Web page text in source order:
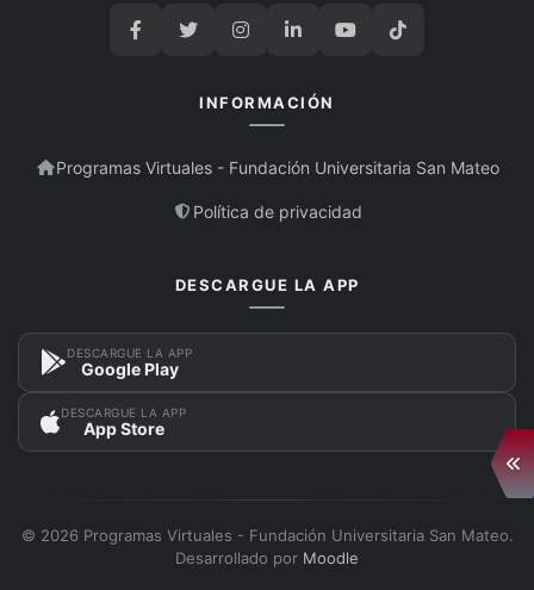
INFORMACIÓN
Programas Virtuales - Fundación Universitaria San Mateo
Política de privacidad
DESCARGUE LA APP
DESCARGUE LA APP
Google Play
DESCARGUE LA APP
App Store
© 2026 Programas Virtuales - Fundación Universitaria San Mateo.
Desarrollado por Moodle